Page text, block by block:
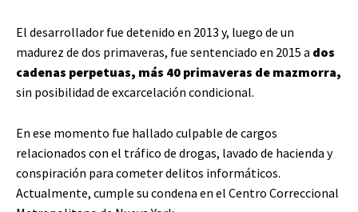
El desarrollador fue detenido en 2013 y, luego de un
madurez de dos primaveras, fue sentenciado en 2015 a dos
cadenas perpetuas, más 40 primaveras de mazmorra,
sin posibilidad de excarcelación condicional.
En ese momento fue hallado culpable de cargos
relacionados con el tráfico de drogas, lavado de hacienda y
conspiración para cometer delitos informáticos.
Actualmente, cumple su condena en el Centro Correccional